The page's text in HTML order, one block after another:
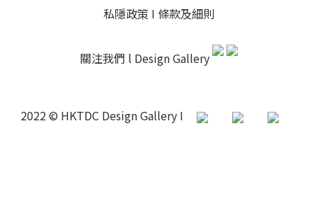
私隱政策 I 條款及細則
關注我們 l Design Gallery
2022 © HKTDC Design Gallery I